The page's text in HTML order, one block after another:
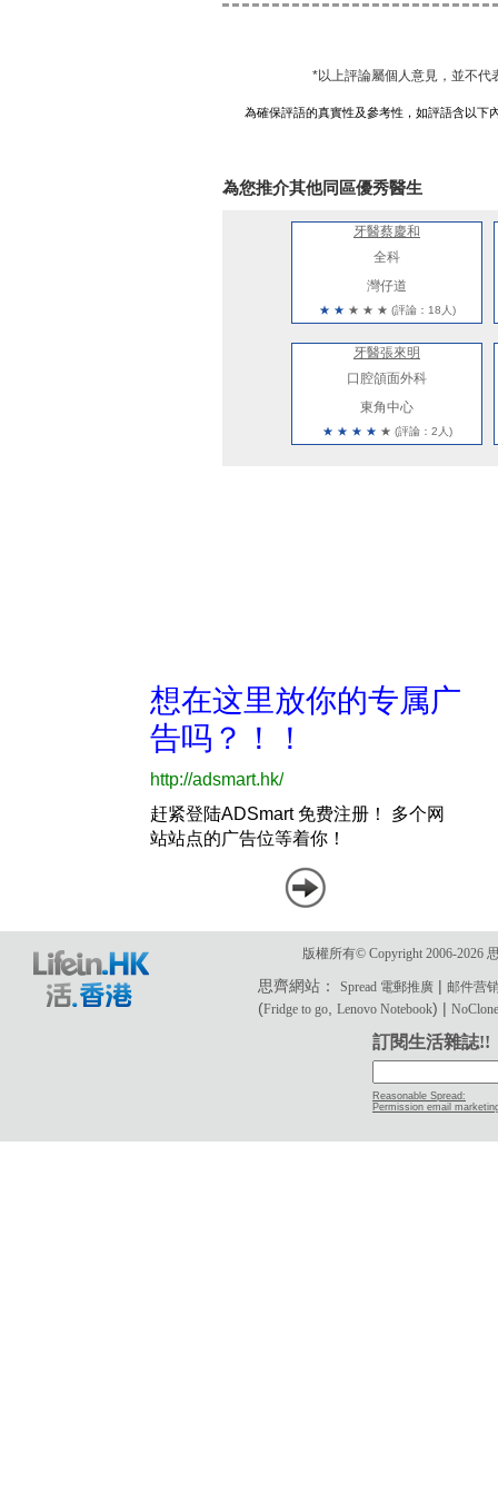
*以上評論屬個人意見，並不代
為確保評語的真實性及參考性，如評語含以下
為您推介其他同區優秀醫生
牙醫蔡慶和
全科
灣仔道
★ ★ ★ ★ ★ (評論：18人)
牙醫張來明
口腔頜面外科
東角中心
★ ★ ★ ★ ★ (評論：2人)
版權所有© Copyright 2006-2026
思齊網站：Spread 電郵推廣 |邮件营
(Fridge to go ,Lenovo Notebook) |